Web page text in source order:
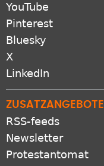
YouTube
Pinterest
Bluesky
X
LinkedIn
ZUSATZANGEBOTE
RSS-feeds
Newsletter
Protestantomat